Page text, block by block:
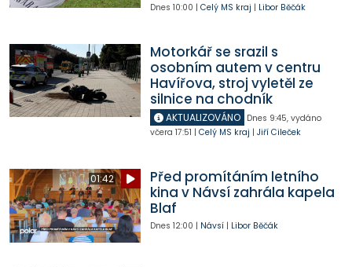
Dnes 10:00 | Celý MS kraj | Libor Běčák
Motorkář se srazil s
osobním autem v centru
Havířova, stroj vyletěl ze
silnice na chodník
AKTUALIZOVÁNO Dnes 9:45, vydáno
včera 17:51 | Celý MS kraj | Jiří Cileček
01:42
Před promítáním letního
kina v Návsí zahrála kapela
Blaf
Dnes 12:00 | Návsí| Libor Běčák